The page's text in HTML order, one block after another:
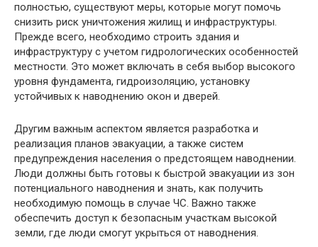
полностью, существуют меры, которые могут помочь
снизить риск уничтожения жилищ и инфраструктуры.
Прежде всего, необходимо строить здания и
инфраструктуру с учетом гидрологических особенностей
местности. Это может включать в себя выбор высокого
уровня фундамента, гидроизоляцию, установку
устойчивых к наводнению окон и дверей.
Другим важным аспектом является разработка и
реализация планов эвакуации, а также систем
предупреждения населения о предстоящем наводнении.
Люди должны быть готовы к быстрой эвакуации из зон
потенциального наводнения и знать, как получить
необходимую помощь в случае ЧС. Важно также
обеспечить доступ к безопасным участкам высокой
земли, где люди смогут укрыться от наводнения.